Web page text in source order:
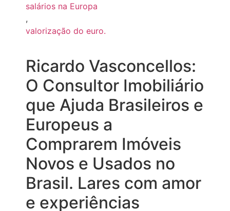
salários na Europa
,
valorização do euro.
Ricardo Vasconcellos:
O Consultor Imobiliário
que Ajuda Brasileiros e
Europeus a
Comprarem Imóveis
Novos e Usados no
Brasil. Lares com amor
e experiências